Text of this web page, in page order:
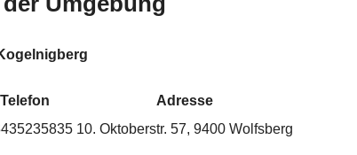
Telefon
Adresse
10. Oktoberstr. 57, 9400 Wolfsberg